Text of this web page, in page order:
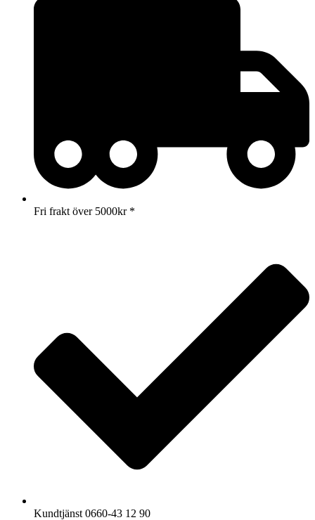
Fri frakt över 5000kr *
Kundtjänst 0660-43 12 90